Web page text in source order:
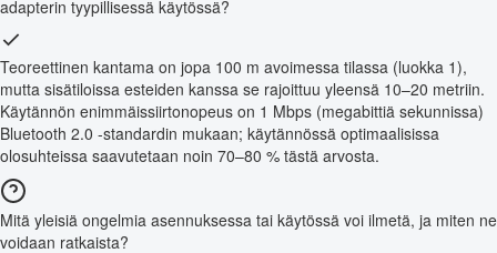
adapterin tyypillisessä käytössä?
Teoreettinen kantama on jopa 100 m avoimessa tilassa (luokka 1),
mutta sisätiloissa esteiden kanssa se rajoittuu yleensä 10–20 metriin.
Käytännön enimmäissiirtonopeus on 1 Mbps (megabittiä sekunnissa)
Bluetooth 2.0 -standardin mukaan; käytännössä optimaalisissa
olosuhteissa saavutetaan noin 70–80 % tästä arvosta.
Mitä yleisiä ongelmia asennuksessa tai käytössä voi ilmetä, ja miten ne
voidaan ratkaista?